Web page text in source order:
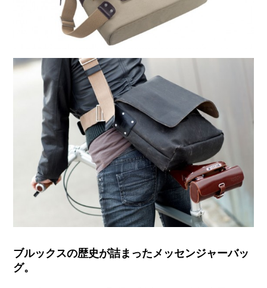
ブルックスの歴史が詰まったメッセンジャーバッ
グ。